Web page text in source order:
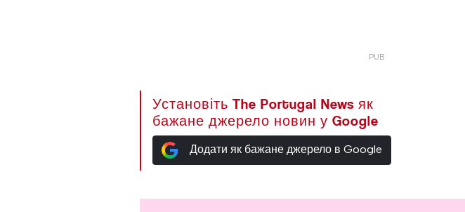
Установіть The Portugal News як
бажане джерело новин у Google
Додати як бажане джерело в Google